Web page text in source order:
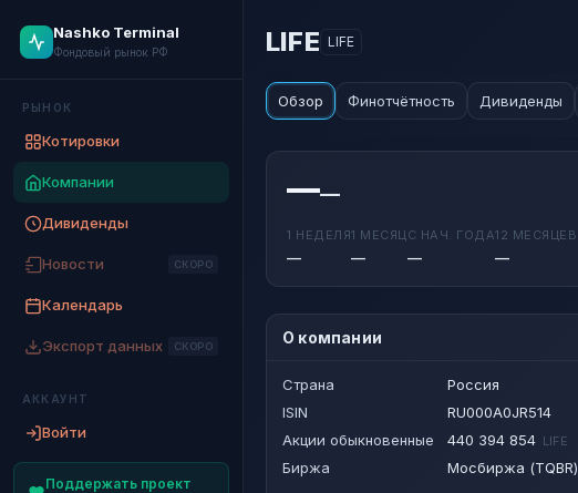
Nashko Terminal
Фондовый рынок РФ
РЫНОК
Котировки
Компании
Дивиденды
Новости СКОРО
Календарь
Экспорт данных СКОРО
АККАУНТ
Войти
Поддержать проект
LIFE LIFE
Обзор Финотчётность Дивиденды
——
1 НЕДЕЛЯ
—
1 МЕСЯЦ
—
С НАЧ. ГОДА
—
12 МЕСЯЦЕВ
—
О компании
Страна
Россия
ISIN
RU000A0JR514
Акции обыкновенные
440 394 854 LIFE
Биржа Мосбиржа (TQBR)